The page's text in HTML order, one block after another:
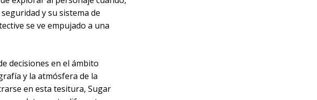
y su sistema de
se ve empujado a una
decisiones en el ámbito
y la atmósfera de la
en esta tesitura, Sugar